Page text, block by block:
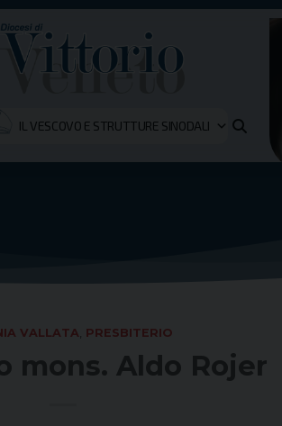
IL VESCOVO E STRUTTURE SINODALI
VALLATA PRESBITERIO
mons. Aldo Rojer